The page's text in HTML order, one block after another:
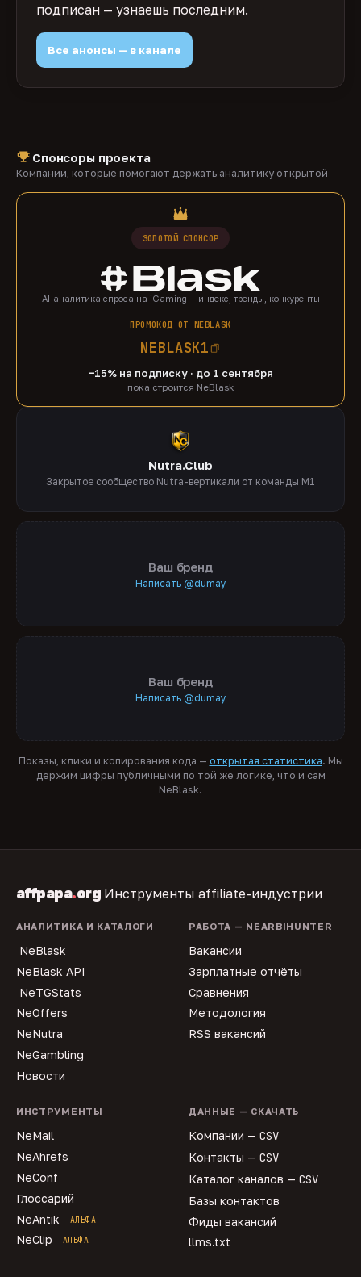
подписан — узнаешь последним.
Все анонсы — в канале
Спонсоры проекта
Компании, которые помогают держать аналитику открытой
ЗОЛОТОЙ СПОНСОР
AI-аналитика спроса на iGaming — индекс, тренды, конкуренты
ПРОМОКОД ОТ NEBLASK
NEBLASK1
−15% на подписку · до 1 сентября
пока строится NeBlask
Nutra.Club
Закрытое сообщество Nutra-вертикали от команды M1
Ваш бренд
Написать @dumay
Ваш бренд
Написать @dumay
Показы, клики и копирования кода — открытая статистика. Мы
держим цифры публичными по той же логике, что и сам
NeBlask.
affpapa.org Инструменты affiliate-индустрии
АНАЛИТИКА И КАТАЛОГИ
NeBlask
NeBlask API
NeTGStats
NeOffers
NeNutra
NeGambling
Новости
РАБОТА — NEARBIHUNTER
Вакансии
Зарплатные отчёты
Сравнения
Методология
RSS вакансий
ИНСТРУМЕНТЫ
NeMail
NeAhrefs
NeConf
Глоссарий
NeAntik
АЛЬФА
NeClip АЛЬФА
ДАННЫЕ — СКАЧАТЬ
Компании — CSV
Контакты — CSV
Каталог каналов — CSV
Базы контактов
Фиды вакансий
llms.txt